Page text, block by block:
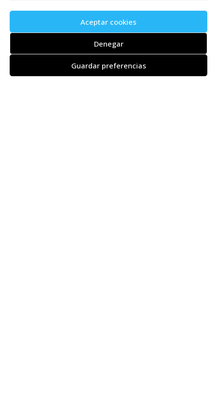
Aceptar cookies
Denegar
Guardar preferencias
Godello FB 2020, calidad y elegancia en un blanco de guarda
LEER MÁS